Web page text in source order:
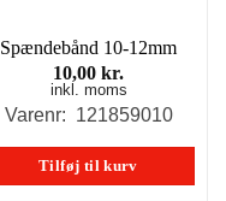
Spændebånd 10-12mm
10,00 kr.
inkl. moms
Varenr: 121859010
Tilføj til kurv